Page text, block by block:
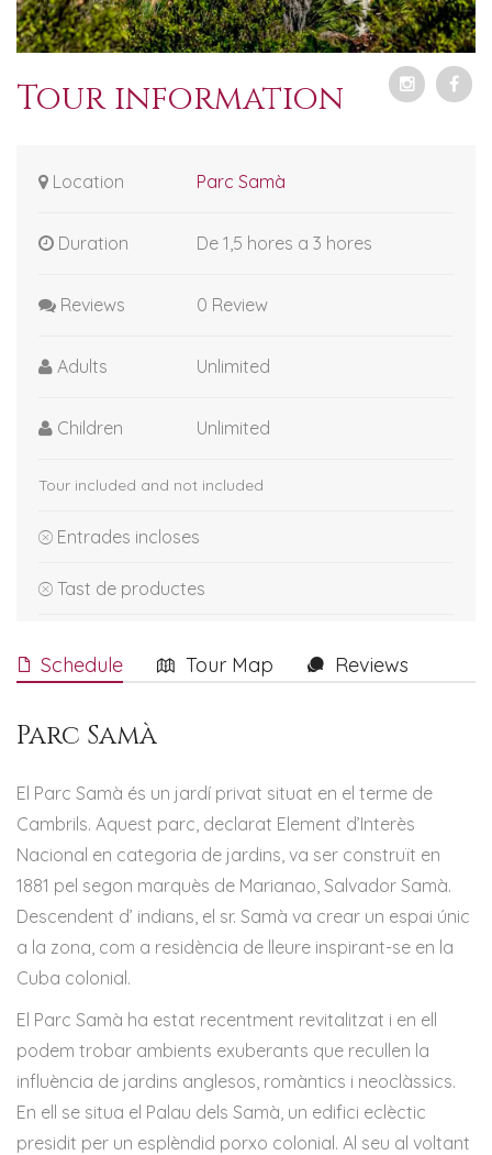
Tour information
Location Parc Samà
Duration De 1,5 hores a 3 hores
Reviews 0 Review
Adults Unlimited
Children Unlimited
Tour included and not included
Entrades incloses
Tast de productes
Schedule Tour Map Reviews
Parc Samà
El Parc Samà és un jardí privat situat en el terme de
Cambrils. Aquest parc, declarat Element d’Interès
Nacional en categoria de jardins, va ser construït en
1881 pel segon marquès de Marianao, Salvador Samà.
Descendent d’ indians, el sr. Samà va crear un espai únic
a la zona, com a residència de lleure inspirant-se en la
Cuba colonial.
El Parc Samà ha estat recentment revitalitzat i en ell
podem trobar ambients exuberants que recullen la
influència de jardins anglesos, romàntics i neoclàssics.
En ell se situa el Palau dels Samà, un edifici eclèctic
presidit per un esplèndid porxo colonial. Al seu al voltant